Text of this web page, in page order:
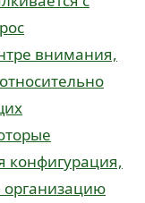
внимания,
конфигурация,
организацию